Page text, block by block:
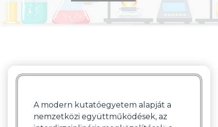
A modern kutatóegyetem alapját a
nemzetközi együttműködések, az